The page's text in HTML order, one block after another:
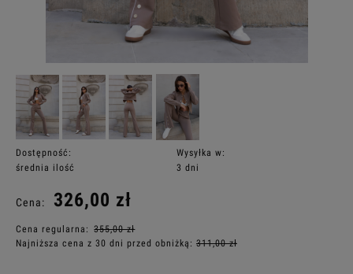
Dostępność:
średnia ilość
Wysyłka w:
3 dni
Cena: 326,00 zł
Cena regularna: 355,00 zł
Najniższa cena z 30 dni przed obniżką: 311,00 zł